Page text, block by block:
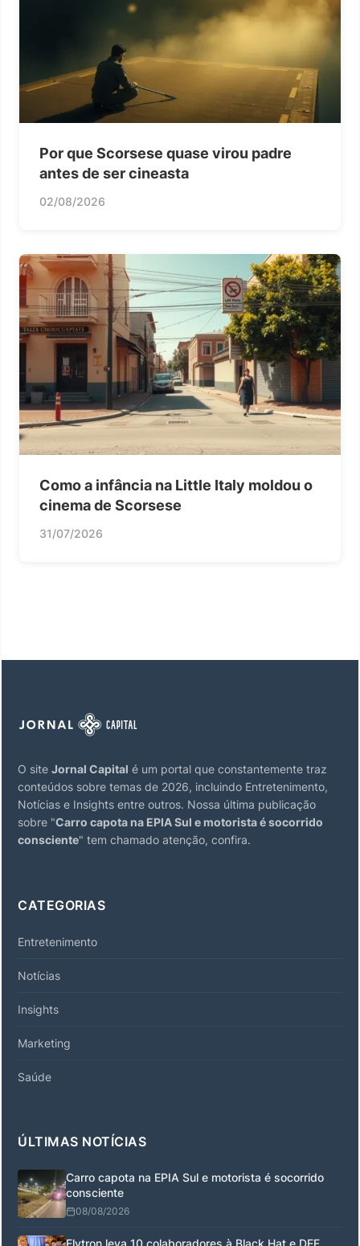
Por que Scorsese quase virou padre
antes de ser cineasta
02/08/2026
Como a infância na Little Italy moldou o
cinema de Scorsese
31/07/2026
O site Jornal Capital é um portal que constantemente traz
conteúdos sobre temas de 2026, incluindo Entretenimento,
Notícias e Insights entre outros. Nossa última publicação
sobre "Carro capota na EPIA Sul e motorista é socorrido
consciente" tem chamado atenção, confira.
CATEGORIAS
Entretenimento
Notícias
Insights
Marketing
Saúde
ÚLTIMAS NOTÍCIAS
Carro capota na EPIA Sul e motorista é socorrido
consciente
08/08/2026
Elytron leva 10 colaboradores à Black Hat e DEF